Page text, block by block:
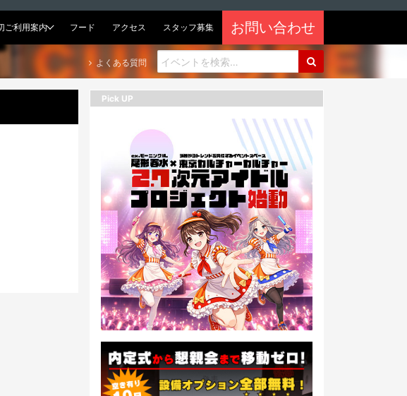
ご利用案内 フード アクセス スタッフ募集 お問い合わせ
よくある質問
Pick UP